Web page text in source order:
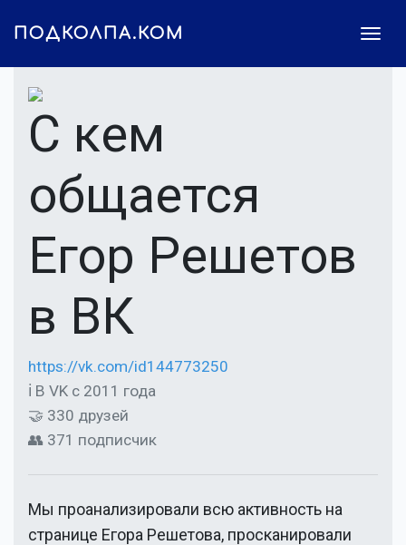
ПОДКОЛПА.КОМ
С кем
общается
Егор Решетов
в ВК
https://vk.com/id144773250
ℹ В VK с 2011 года
🤝 330 друзей
👥 371 подписчик
Мы проанализировали всю активность на
странице Егора Решетова, просканировали